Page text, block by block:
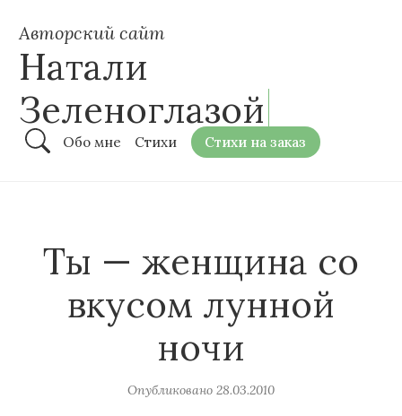
Авторский сайт
Натали
Зеленоглазой
Обо мне Стихи Стихи на заказ
Ты — женщина со
вкусом лунной
ночи
Опубликовано 28.03.2010